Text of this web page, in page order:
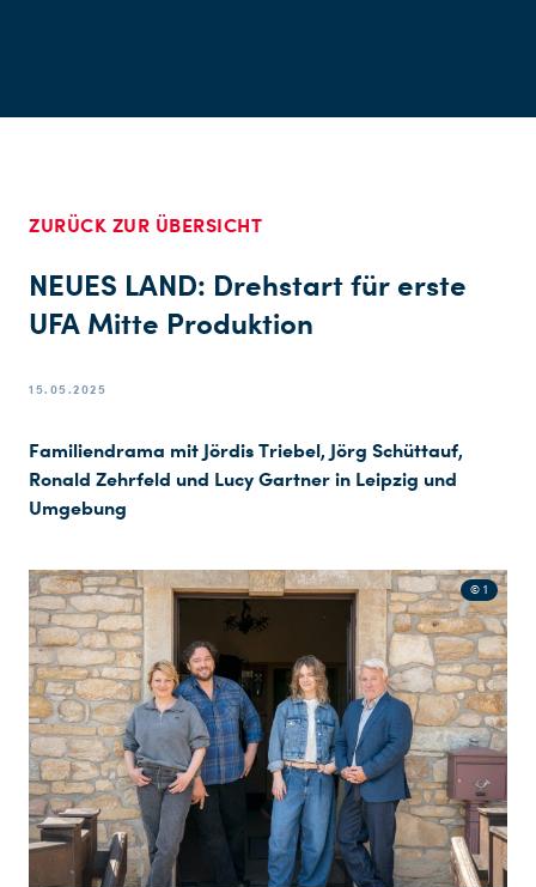
ZURÜCK ZUR ÜBERSICHT
NEUES LAND: Drehstart für erste
UFA Mitte Produktion
15.05.2025
Familiendrama mit Jördis Triebel, Jörg Schüttauf,
Ronald Zehrfeld und Lucy Gartner in Leipzig und
Umgebung
© 1